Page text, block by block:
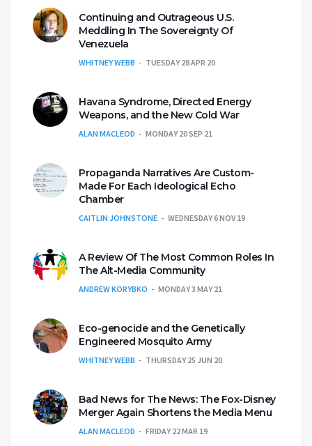
Continuing and Outrageous U.S.
Meddling In The Sovereignty Of
Venezuela
WHITNEY WEBB TUESDAY 28 APR 20
Havana Syndrome, Directed Energy
Weapons, and the New Cold War
ALAN MACLEOD MONDAY 20 SEP 21
Propaganda Narratives Are Custom-
Made For Each Ideological Echo
Chamber
CAITLIN JOHNSTONE WEDNESDAY 6 NOV 19
A Review Of The Most Common Roles In
The Alt-Media Community
ANDREW KORYBKO MONDAY 3 MAY 21
Eco-genocide and the Genetically
Engineered Mosquito Army
WHITNEY WEBB THURSDAY 25 JUN 20
Bad News for The News: The Fox-Disney
Merger Again Shortens the Media Menu
ALAN MACLEOD FRIDAY 22 MAR 19